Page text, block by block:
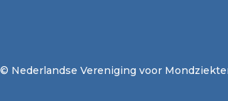
© Nederlandse Vereniging voor